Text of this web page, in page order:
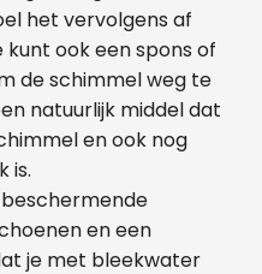
het vervolgens af
ook een spons of
de schimmel weg te
natuurlijk middel dat
en ook nog
is.
en een
je met bleekwater